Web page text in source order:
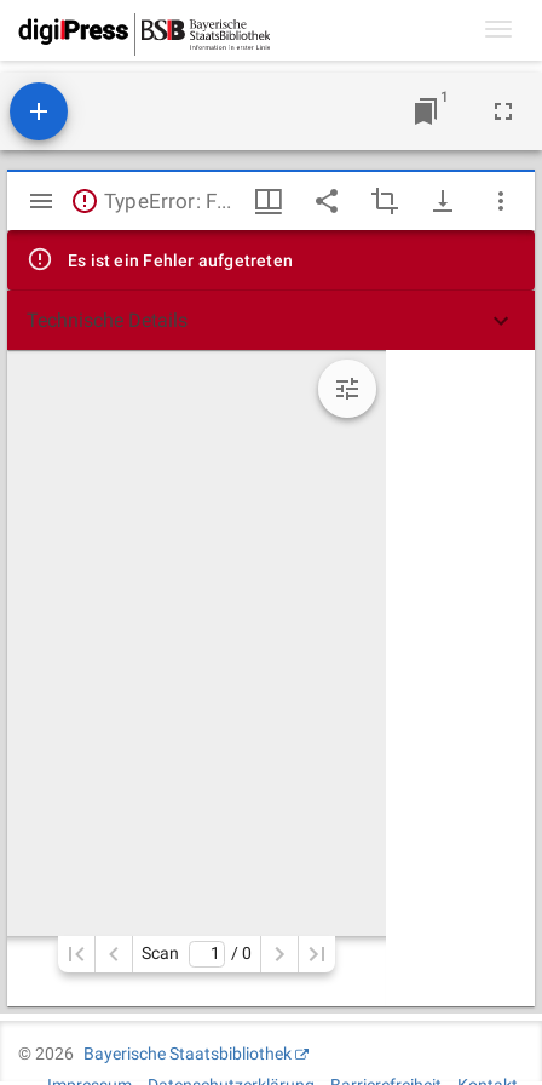
1
Mirador
Viewer
TypeError: Failed to fetch
Es ist ein Fehler aufgetreten
Technische Details
Scan / 0
©2026
Bayerische Staatsbibliothek